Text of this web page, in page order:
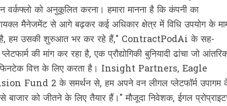
को अनुकूलित करना। हमारा मानना है कि कंपनी का
मैनेजमेंट से आगे बढ़कर कई अधिकार क्षेत्र में विधि उपयोग के
है, हम उसकी शुरुआत भर कर रहे हैं," ContractPodAi के सह-
की मांग कर रहा है, एक प्रौद्योगिकी बुनियादी ढांचा जो
फिनटेक वित्त के लिए करता है। Insight Partners, Eagle
2 के समर्थन से, हम अपने वन लीगल प्लेटफॉर्म उपागम
को जीतने के लिए तैयार हैं।" मौजूदा निवेशक, ईगल